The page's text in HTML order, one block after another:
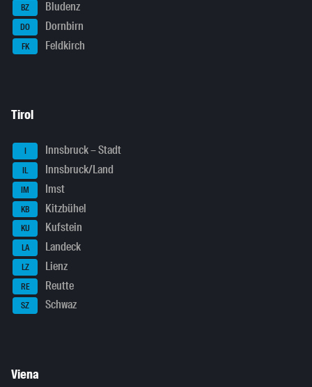
BZ Bludenz
DO Dornbirn
FK Feldkirch
Tirol
I Innsbruck – Stadt
IL Innsbruck/Land
IM Imst
KB Kitzbühel
KU Kufstein
LA Landeck
LZ Lienz
RE Reutte
SZ Schwaz
Viena